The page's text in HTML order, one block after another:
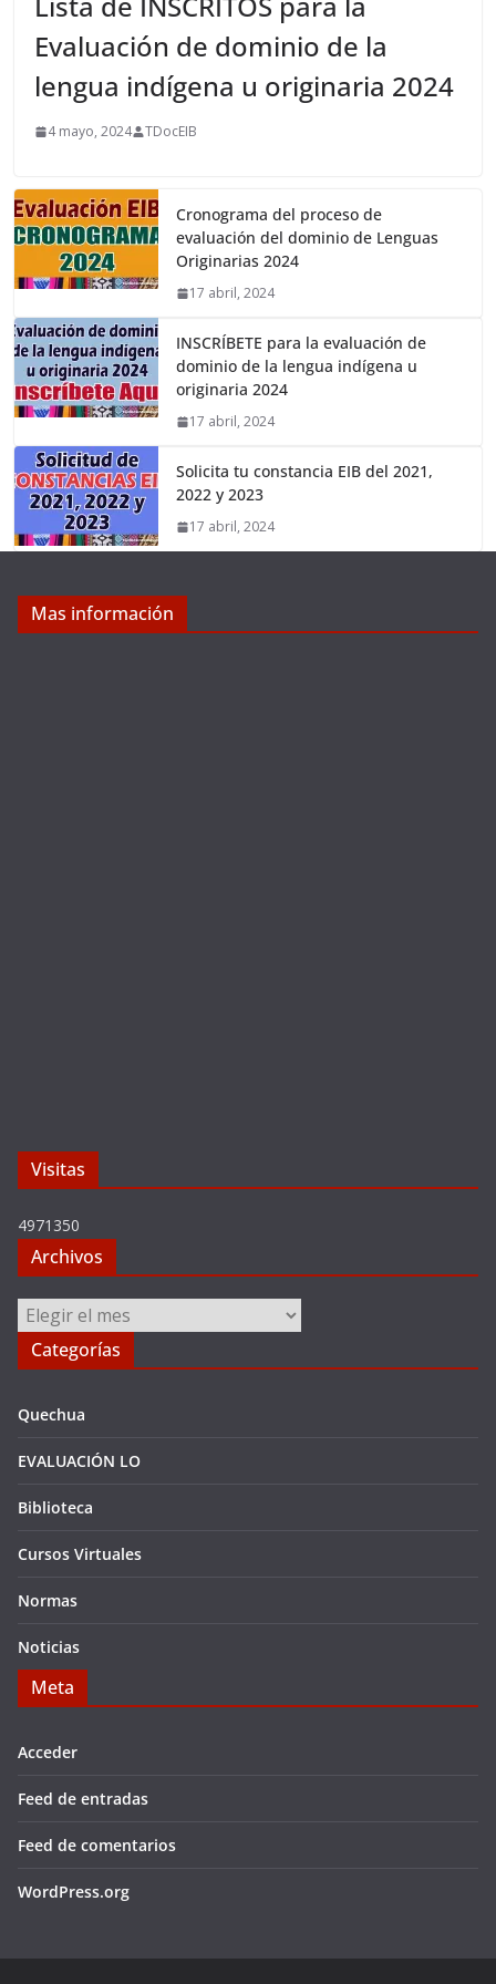
Evaluación de dominio de la
lengua indígena u originaria 2024
4 mayo, 2024 TDocEIB
Cronograma del proceso de
evaluación del dominio de Lenguas
Originarias 2024
17 abril, 2024
INSCRÍBETE para la evaluación de
dominio de la lengua indígena u
originaria 2024
17 abril, 2024
Solicita tu constancia EIB del 2021,
2022 y 2023
17 abril, 2024
Mas información
Visitas
4971350
Archivos
Archivos
Categorías
Quechua
EVALUACIÓN LO
Biblioteca
Cursos Virtuales
Normas
Noticias
Meta
Acceder
Feed de entradas
Feed de comentarios
WordPress.org